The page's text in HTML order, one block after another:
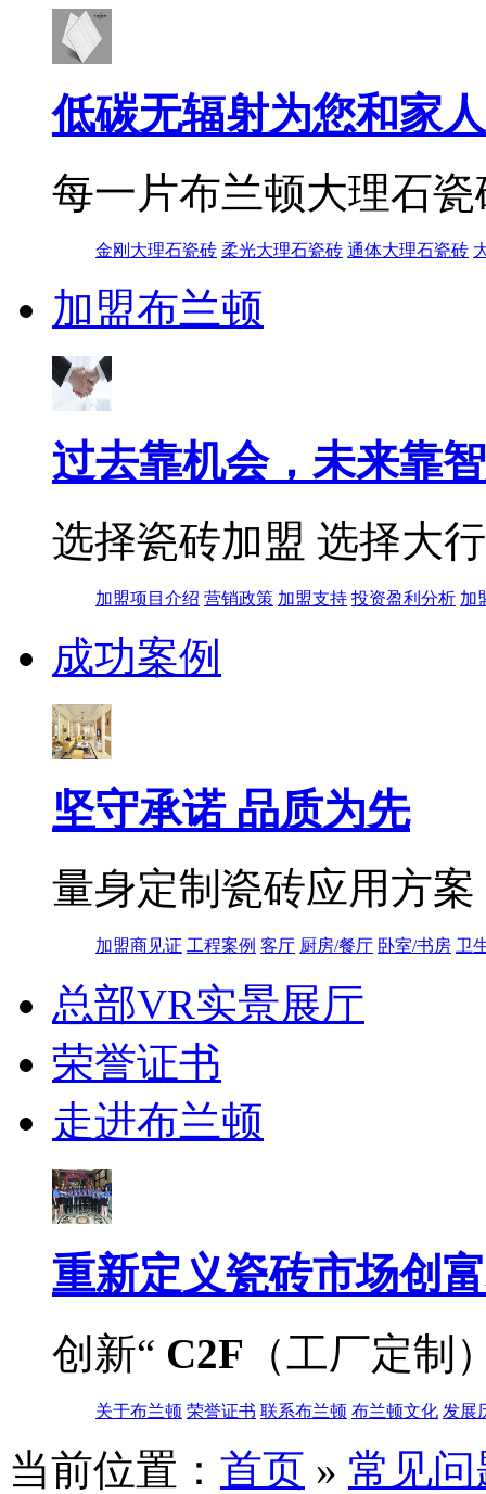
低碳无辐射为您和家
每一片布兰顿大理石
金刚大理石瓷砖 柔光大理石瓷砖 通体大理石瓷砖
加盟布兰顿
过去靠机会，未来靠
选择瓷砖加盟 选择大
加盟项目介绍 营销政策 加盟支持 投资盈利分析 加
成功案例
坚守承诺 品质为先
量身定制瓷砖应用方
加盟商见证 工程案例 客厅 厨房/餐厅 卧室/书房 卫
总部VR实景展厅
荣誉证书
走进布兰顿
重新定义瓷砖市场创
创新“ C2F （工厂定制
关于布兰顿 荣誉证书 联系布兰顿 布兰顿文化 发展
当前位置： 首页 » 常见问